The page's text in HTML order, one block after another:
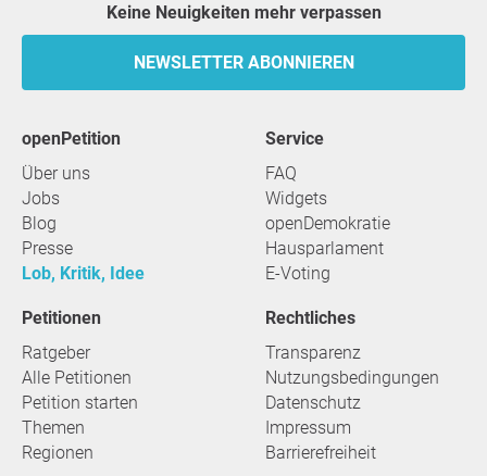
Keine Neuigkeiten mehr verpassen
NEWSLETTER ABONNIEREN
openPetition
Über uns
Jobs
Blog
Presse
Lob, Kritik, Idee
Service
FAQ
Widgets
openDemokratie
Hausparlament
E-Voting
Petitionen
Ratgeber
Alle Petitionen
Petition starten
Themen
Regionen
Rechtliches
Transparenz
Nutzungsbedingungen
Datenschutz
Impressum
Barrierefreiheit